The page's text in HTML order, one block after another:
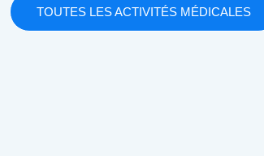
TOUTES LES ACTIVITÉS MÉDICALES